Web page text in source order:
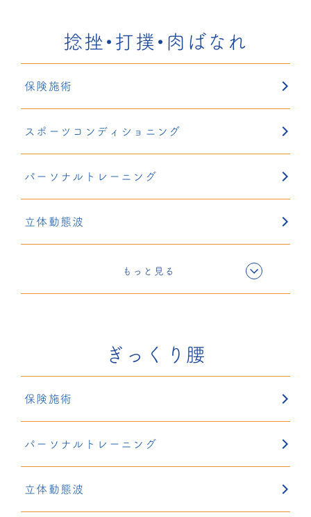
固定療法
鍼灸
リハサク
捻挫・打撲・肉ばなれ
保険施術
スポーツコンディショニング
パーソナルトレーニング
立体動態波
鍼灸
リハサク
もっと見る
ぎっくり腰
保険施術
パーソナルトレーニング
立体動態波